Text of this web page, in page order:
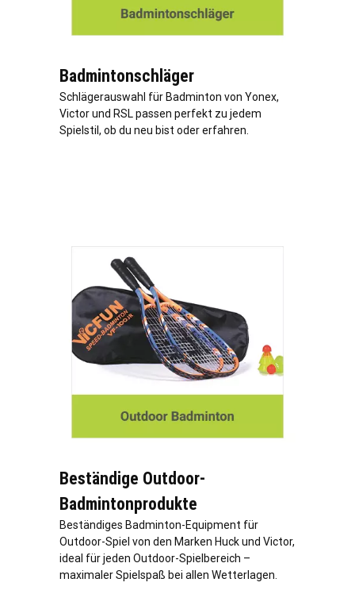
Badmintonschläger
Schlägerauswahl für Badminton von Yonex,
Victor und RSL passen perfekt zu jedem
Spielstil, ob du neu bist oder erfahren.
Beständige Outdoor-
Badmintonprodukte
Beständiges Badminton-Equipment für
Outdoor-Spiel von den Marken Huck und Victor,
ideal für jeden Outdoor-Spielbereich –
maximaler Spielspaß bei allen Wetterlagen.